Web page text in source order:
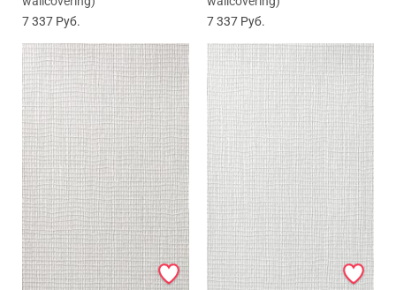
7 337 Руб.
7 337 Руб.
Max
WhatsApp
Telegram